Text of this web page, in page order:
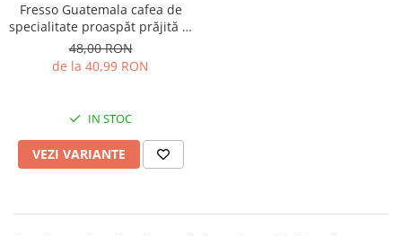
Fresso Guatemala cafea de
specialitate proaspăt prăjită și
măcinată
48,00 RON
de la 40,99 RON
IN STOC
VEZI VARIANTE